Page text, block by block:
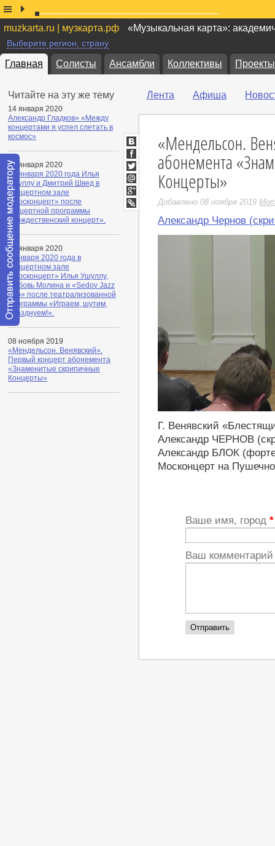
muzkarta.ru | музкарта.рф «Музыкальная карта»:
Выберите регион, страну
Главная Солисты Ансамбли Коллективы Проекты
Читайте на эту же тему
14 января 2020
Александр Гладков» «Между
концертами я успел слетать в
космос»
12 января 2020
10 января 2020 года Илья
Ушуллу и Дмитрий Швед в
Концертном зале
«Москонцерт» после
концертной программы
«Рождественский концерт».
08 января 2020
3 января 2020 года в
Концертном зале
«Москонцерт» Илья Ушуллу,
Любовь Молина и «Sedov Jazz
Trio» после театрализованной
программы «Играем, шутим,
празднуем!».
08 ноября 2019
«Мендельсон. Венявский».
Первый концерт абонемента
«Знаменитые скрипичные
Концерты»
Лента Афиша
«Мендельсон.
абонемента
Концерты»
Добавлено 08 ноября 2019
Александр Чернов
Г. Венявский
Александр ЧЕРНОВ
Александр БЛОК
Москонцерт на
ВКонтакте
Facebook
Twitter
Мой
Мир
Google+
LiveJournal
Ваше имя, город *
Ваш
Отправить
сообщение
модератору